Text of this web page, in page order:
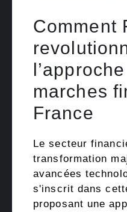
Comment
marches
France
Le secteur
transformation
avancées
s'inscrit dans
proposant une